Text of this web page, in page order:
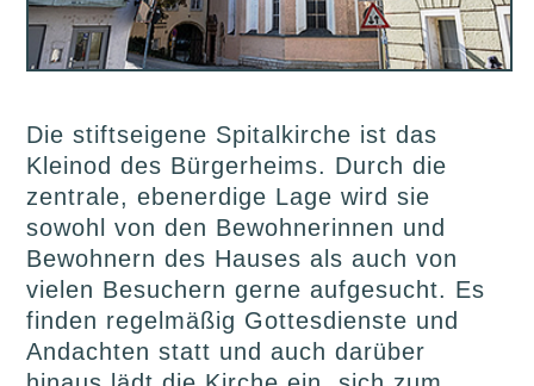
Die stiftseigene Spitalkirche ist das
Kleinod des Bürgerheims. Durch die
zentrale, ebenerdige Lage wird sie
sowohl von den Bewohnerinnen und
Bewohnern des Hauses als auch von
vielen Besuchern gerne aufgesucht. Es
finden regelmäßig Gottesdienste und
Andachten statt und auch darüber